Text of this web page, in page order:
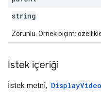
string
Zorunlu. Örnek biçim:
İstek içeriği
İstek metni,